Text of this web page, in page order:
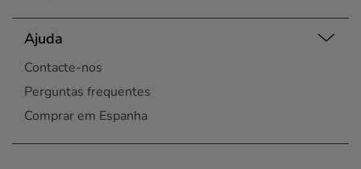
Ajuda
Contacte-nos
Perguntas frequentes
Comprar em Espanha